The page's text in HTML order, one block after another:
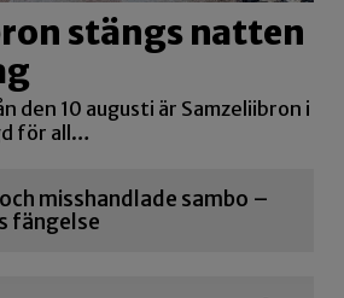
stängs natten
den 10 augusti är Samzeliibron i
för all…
misshandlade sambo –
fängelse